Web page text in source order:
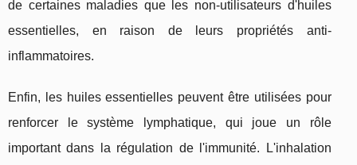
de certaines maladies que les non-utilisateurs d'huiles
essentielles, en raison de leurs propriétés anti-
inflammatoires.
Enfin, les huiles essentielles peuvent être utilisées pour
renforcer le système lymphatique, qui joue un rôle
important dans la régulation de l'immunité. L'inhalation